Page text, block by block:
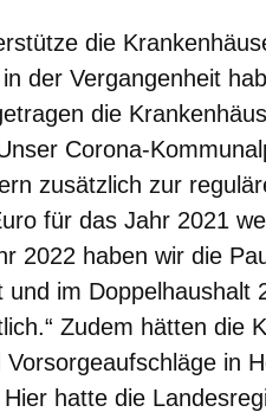
die
der Vergangenheit
die
Corona-
zusätzlich zur
für das Jahr 2021
2022 haben wir die
und im Doppelhaushalt
Zudem hätten die
in
hatte die